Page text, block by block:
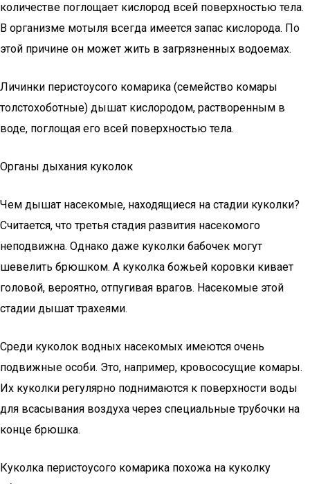
количестве поглощает кислород всей поверхностью тела.
В организме мотыля всегда имеется запас кислорода. По
этой причине он может жить в загрязненных водоемах.
Личинки перистоусого комарика (семейство комары
толстохоботные) дышат кислородом, растворенным в
воде, поглощая его всей поверхностью тела.
Органы дыхания куколок
Чем дышат насекомые, находящиеся на стадии куколки?
Считается, что третья стадия развития насекомого
неподвижна. Однако даже куколки бабочек могут
шевелить брюшком. А куколка божьей коровки кивает
головой, вероятно, отпугивая врагов. Насекомые этой
стадии дышат трахеями.
Среди куколок водных насекомых имеются очень
подвижные особи. Это, например, кровососущие комары.
Их куколки регулярно поднимаются к поверхности воды
для всасывания воздуха через специальные трубочки на
конце брюшка.
Куколка перистоусого комарика похожа на куколку